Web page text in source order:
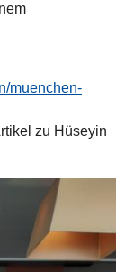
muenchen-
zu Hüseyin